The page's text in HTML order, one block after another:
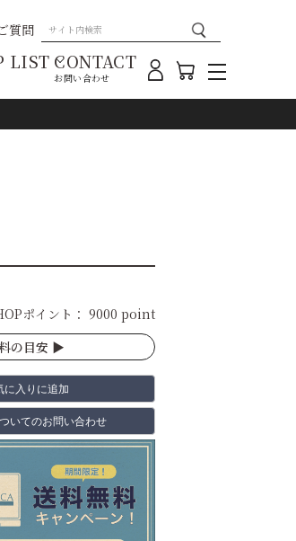
質問
LIST CONTACT
お問い合わせ
ポイント： 9000 point
の目安 ▶︎
に入りに追加
いてのお問い合わせ